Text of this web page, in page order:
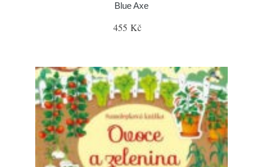
Blue Axe
455 Kč